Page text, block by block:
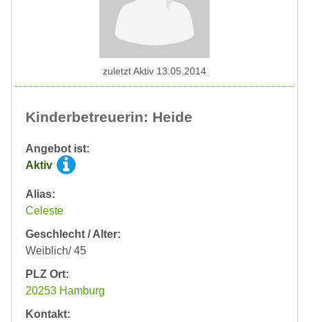
Kinderbetreuerin: Heide
Angebot ist:
Aktiv
Alias:
Celeste
Geschlecht / Alter:
Weiblich/ 45
PLZ Ort:
20253 Hamburg
Kontakt:
zuletzt Aktiv 13.05.2014